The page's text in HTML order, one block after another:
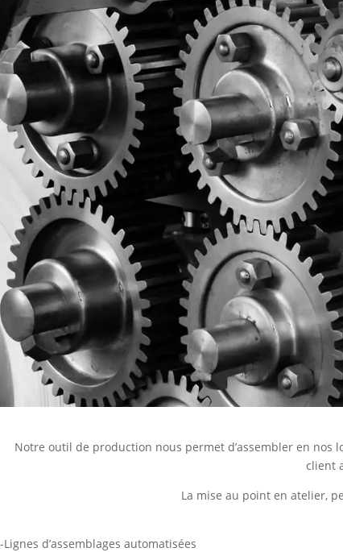
Notre outil de production nous permet d’assembler en
client
La mise au point en atelier,
-Lignes d’assemblages automatisées